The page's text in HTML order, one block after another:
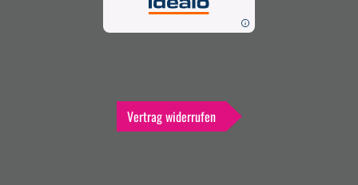
Vertrag widerrufen